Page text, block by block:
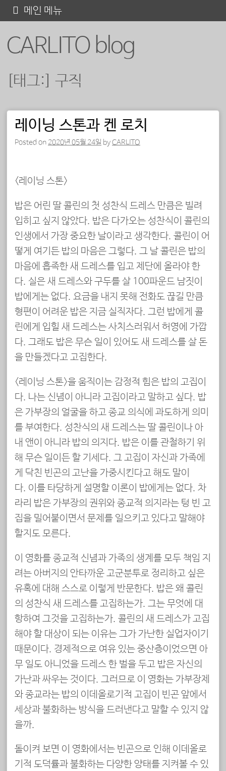
CARLITO blog
메인 메뉴
텐
[태그:] 구직
포스트 내비게이션
레이닝 스톤과 켄 로치
Posted on 2020년 05월 24일 byCARLITO
<레이닝 스톤>
밥은 어린 딸 콜린의 첫 성찬식 드레스 만큼은 빌려
입히고 싶지 않았다. 밥은 다가오는 성찬식이 콜린의
인생에서 가장 중요한 날이라고 생각한다. 콜린이 어
떻게 여기든 밥의 마음은 그렇다. 그 날 콜린은 밥의
마음에 흡족한 새 드레스를 입고 제단에 올라야 한
다. 실은 새 드레스와 구두를 살 100파운드 남짓이
밥에게는 없다. 요금을 내지 못해 전화도 끊길 만큼
형편이 어려운 밥은 지금 실직자다. 그런 밥에게 콜
린에게 입힐 새 드레스는 사치스러워서 허영에 가깝
다. 그래도 밥은 무슨 일이 있어도 새 드레스를 살 돈
을 만들겠다고 고집한다.
<레이닝 스톤>을 움직이는 감정적 힘은 밥의 고집이
다. 나는 신념이 아니라 고집이라고 말하고 싶다. 밥
은 가부장의 얼굴을 하고 종교 의식에 과도하게 의미
를 부여한다. 성찬식의 새 드레스는 딸 콜린이나 아
내 앤이 아니라 밥의 의지다. 밥은 이를 관철하기 위
해 무슨 일이든 할 기세다. 그 고집이 자신과 가족에
게 닥친 빈곤의 고난을 가중시킨다고 해도 말이
다. 이를 타당하게 설명할 이론이 밥에게는 없다. 차
라리 밥은 가부장의 권위와 종교적 의지라는 텅 빈 고
집을 밀어붙이면서 문제를 일으키고 있다고 말해야
할지도 모른다.
이 영화를 종교적 신념과 가족의 생계를 모두 책임 지
려는 아버지의 안타까운 고군분투로 정리하고 싶은
유혹에 대해 스스로 이렇게 반문한다. 밥은 왜 콜린
의 성찬식 새 드레스를 고집하는가. 그는 무엇에 대
항하여 그것을 고집하는가. 콜린의 새 드레스가 고집
해야 할 대상이 되는 이유는 그가 가난한 실업자이기
때문이다. 경제적으로 여유 있는 중산층이었으면 아
무 일도 아니었을 드레스 한 벌을 두고 밥은 자신의
가난과 싸우는 것이다. 그러므로 이 영화는 가부장제
와 종교라는 밥의 이데올로기적 고집이 빈곤 앞에서
세상과 불화하는 방식을 드러낸다고 말할 수 있지 않
을까.
돌이켜 보면 이 영화에서는 빈곤으로 인해 이데올로
기적 도덕률과 불화하는 다양한 양태를 지켜볼 수 있